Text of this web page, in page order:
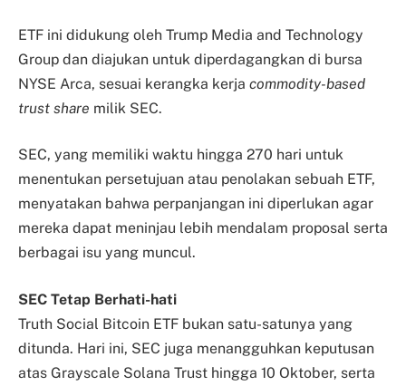
ETF ini didukung oleh Trump Media and Technology
Group dan diajukan untuk diperdagangkan di bursa
NYSE Arca, sesuai kerangka kerja commodity-based
trust share milik SEC.
SEC, yang memiliki waktu hingga 270 hari untuk
menentukan persetujuan atau penolakan sebuah ETF,
menyatakan bahwa perpanjangan ini diperlukan agar
mereka dapat meninjau lebih mendalam proposal serta
berbagai isu yang muncul.
SEC Tetap Berhati-hati
Truth Social Bitcoin ETF bukan satu-satunya yang
ditunda. Hari ini, SEC juga menangguhkan keputusan
atas Grayscale Solana Trust hingga 10 Oktober, serta